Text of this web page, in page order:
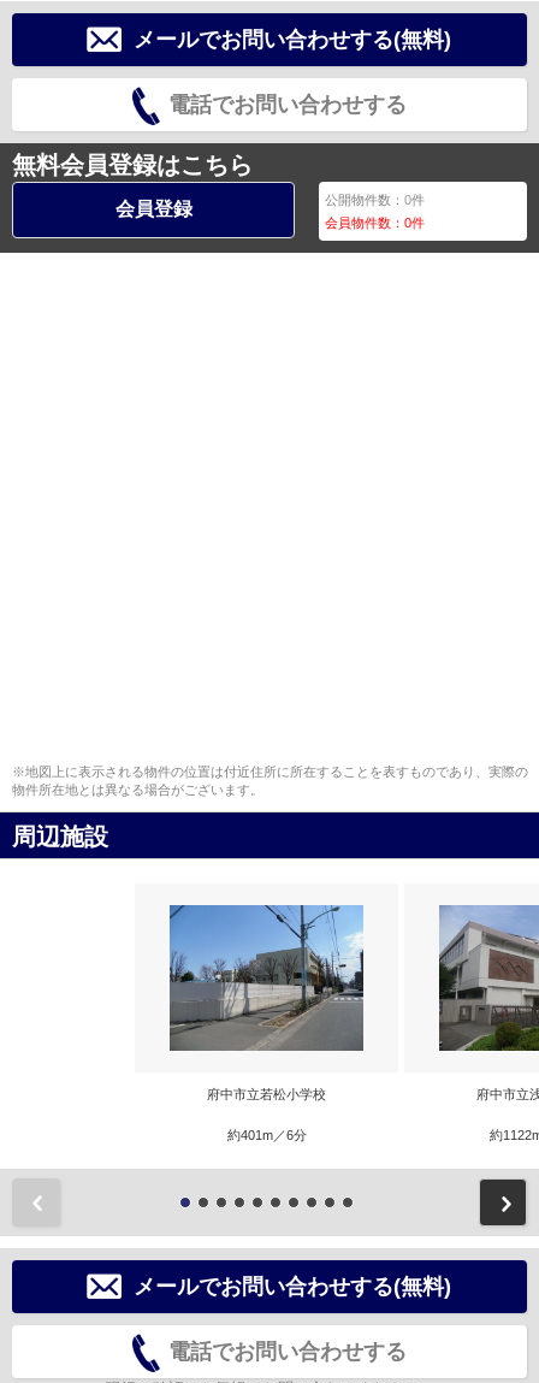
メールでお問い合わせする(無料)
電話でお問い合わせする
無料会員登録はこちら
会員登録 公開物件数：0件
会員物件数：0件
※地図上に表示される物件の位置は付近住所に所在することを表すものであり、実際の
物件所在地とは異なる場合がございます。
周辺施設
府中市立若松小学校
約401m／6分
府中市立
約
メールでお問い合わせする(無料)
電話でお問い合わせする